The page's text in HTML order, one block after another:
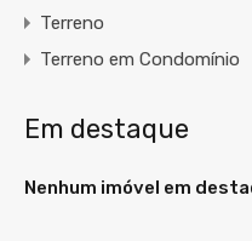
Terreno
Terreno em Condomínio
Em destaque
Nenhum imóvel em